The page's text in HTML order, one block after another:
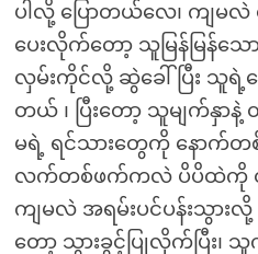
ပါလို့ ပြောတယ်လေ၊ ကျ
ပေးလိုက်တော့ သူမြန်မြန်သေ
လှမ်းကိုင်လို့ ဆွဲခေါ်ပြီး သူရဲ့ပေ
တယ် ၊ ပြီးတော့ သူမျက်နှာ
မရဲ့ ရင်သားတွေကို နောက်တစ်
လက်တစ်ဖက်ကလဲ ပိပိထဲကို ထ
ကျမလဲ အရမ်းပင်ပန်းသွားလို့
တော့ သွားခွင့်ပြုလိုက်ပြီး၊